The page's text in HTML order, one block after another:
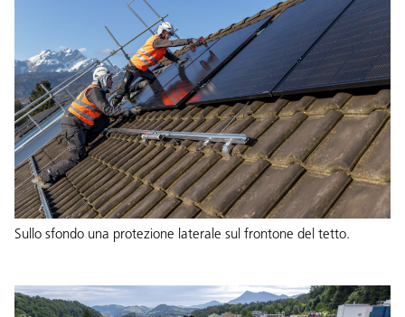
Sullo sfondo una protezione laterale sul frontone del tetto.